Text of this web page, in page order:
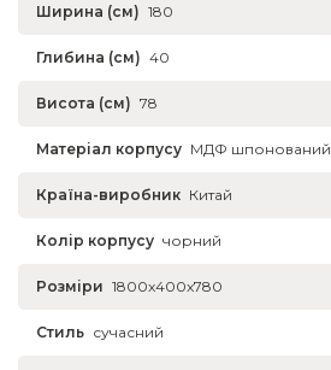
Ширина (см) 180
Глибина (см) 40
Висота (см) 78
Матеріал корпусу МДФ шпонований
Країна-виробник Китай
Колір корпусу чорний
Розміри 1800x400x780
Стиль сучасний